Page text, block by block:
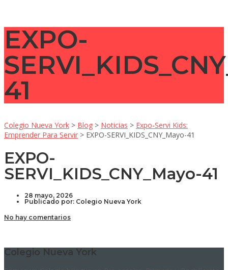
EXPO-
41
Colegio Nueva York > Blog > Noticias > Expo-Servi Kids:
Emprender Para Servir > EXPO-SERVI_KIDS_CNY_Mayo-41
EXPO-
SERVI_KIDS_CNY_Mayo-41
28 mayo, 2026
Publicado por: Colegio Nueva York
No hay comentarios
Colegio Nueva York